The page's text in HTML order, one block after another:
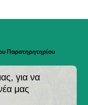
Παρατηρητηρίου
για να
μας